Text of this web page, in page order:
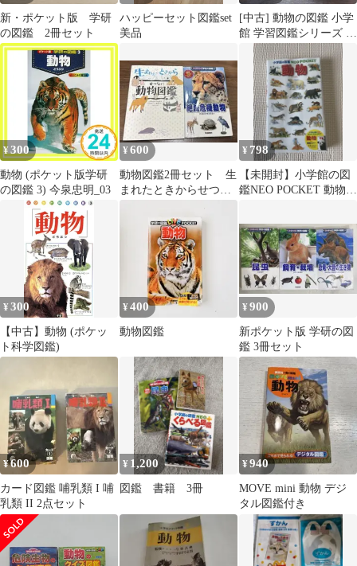
新・ポケット版 学研
の図鑑 2冊セット
ハッピーセット図鑑set
美品
[中古] 動物の図鑑 小学
館 学習図鑑シリーズ 11
010063
¥300
動物 (ポケット版学研
の図鑑 3) 今泉忠明_03
¥600
動物図鑑2冊セット 生
まれたときからせつな
危機動物
¥ 798
【未開封】小学館の図
鑑NEO POCKET 動物
¥300
【中古】動物 (ポケッ
ト科学図鑑)
¥400
動物図鑑
¥900
新ポケット版 学研の図
鑑 3冊セット
¥600
カード図鑑 哺乳類 I 哺
乳類 II 2点セット
¥ 1,200
図鑑 書籍 3冊
¥940
MOVE mini 動物 デジ
タル図鑑付き